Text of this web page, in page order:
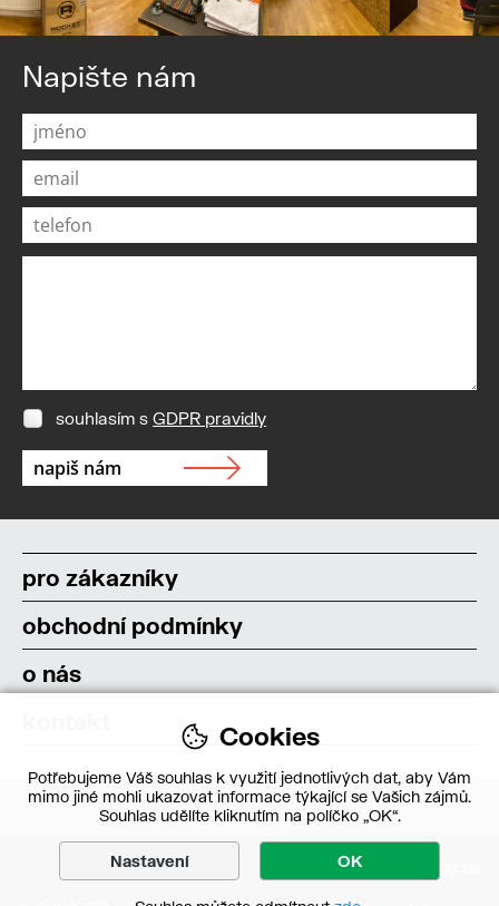
Napište nám
souhlasím s GDPR pravidly
pro zákazníky
obchodní podmínky
o nás
Cookies
Potřebujeme Váš souhlas k využití jednotlivých dat, aby Vám
mimo jiné mohli ukazovat informace týkající se Vašich zájmů.
Souhlas udělíte kliknutím na políčko „OK“.
Nastavení OK